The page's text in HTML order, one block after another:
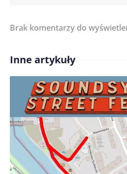
Treść komentarza*
Imię/ Nick*
Zapamiętaj moje dane w
pisania kolejnych
Brak komentarzy do
Inne artykuły